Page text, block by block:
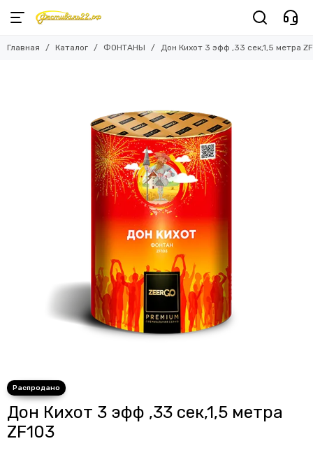
Главная Каталог ФОНТАНЫ Дон Кихот 3 эфф ,33 сек,1,5 метра
Дон Кихот 3 эфф ,33 сек,1,5 метра
ZF103